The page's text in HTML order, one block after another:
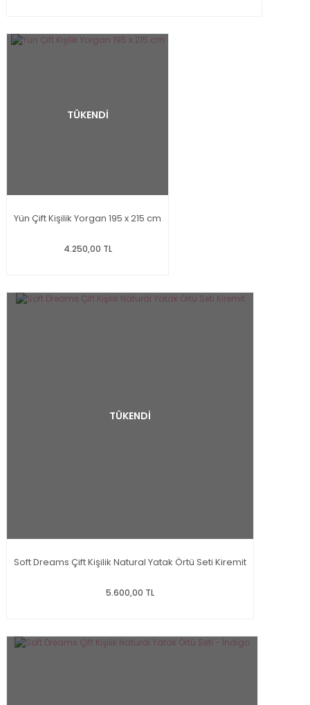
TÜKENDİ
Yün Çift Kişilik Yorgan 195 x 215 cm
4.250,00 TL
TÜKENDİ
Soft Dreams Çift Kişilik Natural Yatak Örtü Seti Kiremit
5.600,00 TL